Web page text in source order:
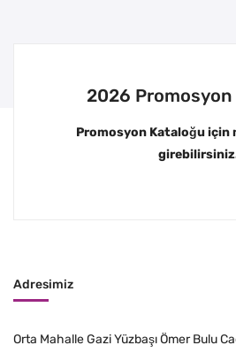
2026 Promosyon
Promosyon Kataloğu için
Adresimiz
Orta Mahalle Gazi Yüzbaşı Ömer Bulu